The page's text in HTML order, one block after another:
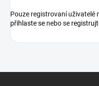
Pouze registrovaní uživatelé
přihlaste se nebo se